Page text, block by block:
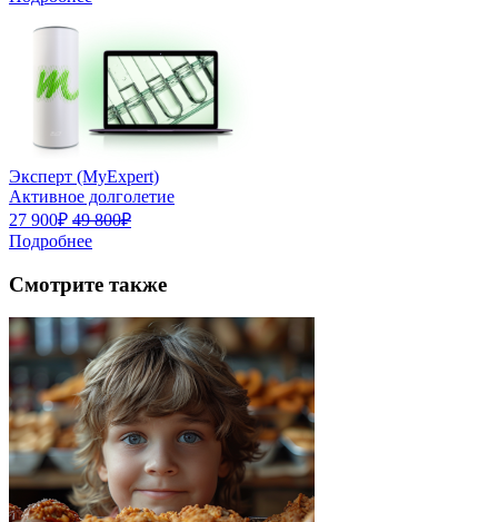
Эксперт (MyExpert)
Активное долголетие
27 900₽ 49 800₽
Подробнее
Смотрите также